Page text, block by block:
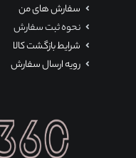
سفارش های من
نحوه ثبت سفارش
شرایط بازگشت کالا
رویه ارسال سفارش